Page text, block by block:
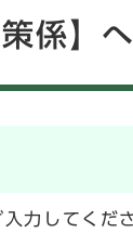
係】
力してくだ